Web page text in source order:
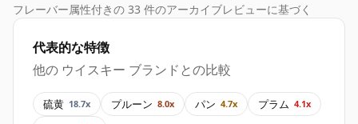
フレーバー属性付きの 33 件のアーカイブレビューに基づく
代表的な特徴
他の ウイスキー ブランドとの比較
硫黄 18.7x プルーン 8.0x パン 4.7x プラム 4.1x